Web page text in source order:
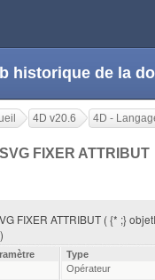
historique de la
4D v20.6 4D -
SVG FIXER ATTRIBUT
FIXER ATTRIBUT ( {* ;}
Type
Opérateur